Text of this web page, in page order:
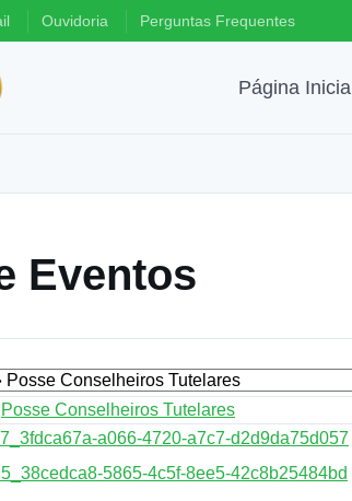
Ouvidoria Perguntas Frequentes
Página Inicial
Eventos
Posse Conselheiros Tutelares